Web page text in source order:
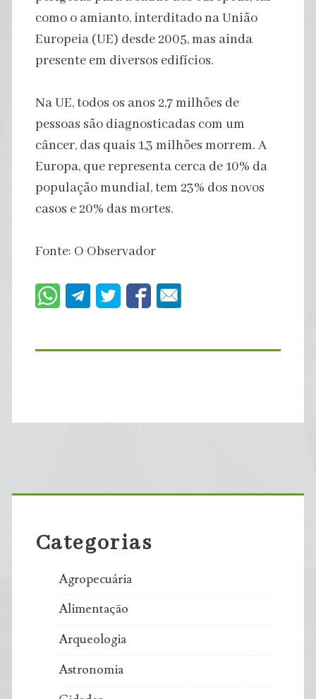
como o amianto, interditado na União
Europeia (UE) desde 2005, mas ainda
presente em diversos edifícios.
Na UE, todos os anos 2,7 milhões de
pessoas são diagnosticadas com um
câncer, das quais 1,3 milhões morrem. A
Europa, que representa cerca de 10% da
população mundial, tem 23% dos novos
casos e 20% das mortes.
Fonte: O Observador
Primary
Sidebar
Categorias
Agropecuária
Alimentação
Arqueologia
Astronomia